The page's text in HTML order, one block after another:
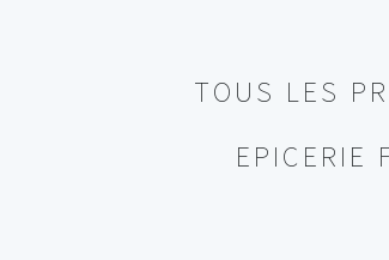
TOUS LES
EPICERIE